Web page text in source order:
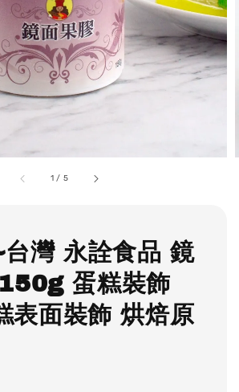
1 / 5
灣 永詮食品 鏡
蛋糕裝飾
表面裝飾 烘焙原